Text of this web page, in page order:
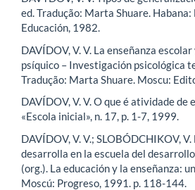
ed. Tradução: Marta Shuare.
Educación, 1982.
DAVÍDOV, V. V. La enseñanza
psíquico – Investigación psicológica
Tradução: Marta Shuare. Moscu:
DAVÍDOV, V. V. O que é atividade de
«Escola inicial», n. 17, p. 1-7, 1999.
DAVÍDOV, V. V.; SLOBÓDCHIKOV,
desarrolla en la escuela del
(org.). La educación y la enseñanza:
Moscú: Progreso, 1991. p. 118-144.